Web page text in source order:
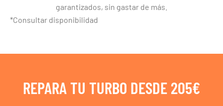
garantizados, sin gastar de más.
*Consultar disponibilidad
REPARA TU TURBO DESDE 205€